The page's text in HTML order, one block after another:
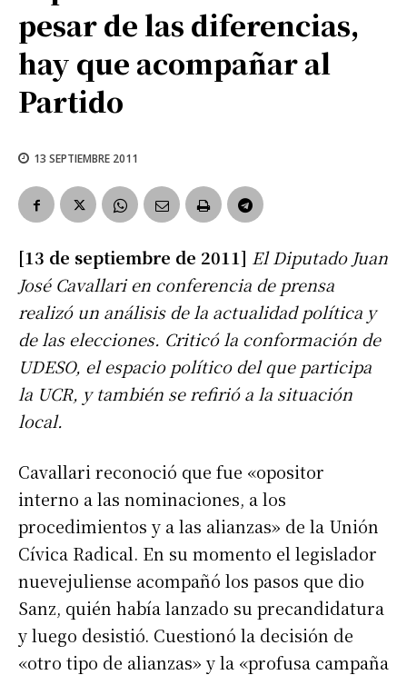
pesar de las diferencias,
hay que acompañar al
Partido
13 SEPTIEMBRE 2011
[13 de septiembre de 2011] El Diputado Juan
José Cavallari en conferencia de prensa
realizó un análisis de la actualidad política y
de las elecciones. Criticó la conformación de
UDESO, el espacio político del que participa
la UCR, y también se refirió a la situación
local.
Cavallari reconoció que fue «opositor
interno a las nominaciones, a los
procedimientos y a las alianzas» de la Unión
Cívica Radical. En su momento el legislador
nuevejuliense acompañó los pasos que dio
Sanz, quién había lanzado su precandidatura
y luego desistió. Cuestionó la decisión de
«otro tipo de alianzas» y la «profusa campaña